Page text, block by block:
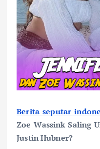
Berita seputar
Zoe Wassink Saling
Justin Hubner?